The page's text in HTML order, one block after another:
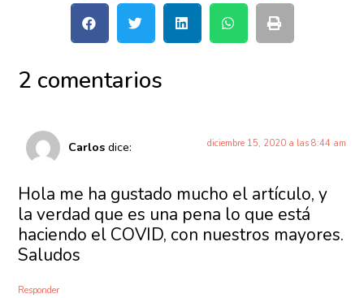
2 comentarios
Carlos dice: diciembre 15, 2020 a las 8:44 am
Hola me ha gustado mucho el artículo, y
la verdad que es una pena lo que está
haciendo el COVID, con nuestros mayores.
Saludos
Responder